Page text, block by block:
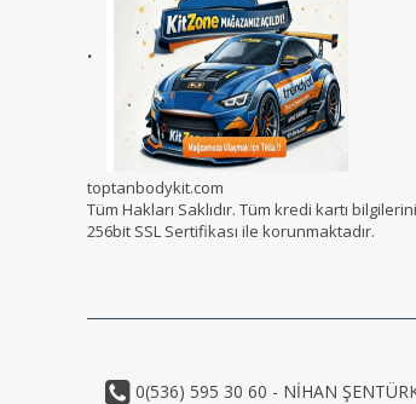
.
toptanbodykit.com
Tüm Hakları Saklıdır. Tüm kredi kartı
256bit SSL Sertifikası ile korunmaktadır.
0(536) 595 30 60 - NİHAN